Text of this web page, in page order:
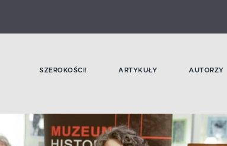
SZEROKOŚCI! ARTYKUŁY AUTORZY